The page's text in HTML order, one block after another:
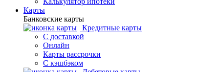
Карты
Банковские карты
Кредитные карты
С доставкой
Онлайн
Карты рассрочки
С кэшбэком